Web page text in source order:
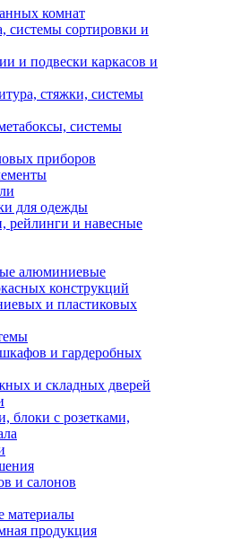
комнат
системы сортировки и
и подвески каркасов и
стяжки, системы
системы
приборов
для одежды
рейлинги и навесные
алюминиевые
конструкций
и пластиковых
и гардеробных
и складных дверей
блоки с розетками,
и салонов
материалы
продукция